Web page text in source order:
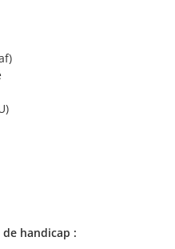
handicap :